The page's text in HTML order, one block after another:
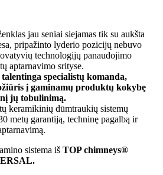
jau seniai siejamas tik su aukšta
pripažinto lyderio pozicijų nebuvo
technologijų panaudojimo
aptarnavimo srityse.
specialistų komanda,
į gaminamų produktų kokybę
jų tobulinimą.
keramikinių dūmtraukių sistemų
metų garantiją, techninę pagalbą ir
sistema iš TOP chimneys®